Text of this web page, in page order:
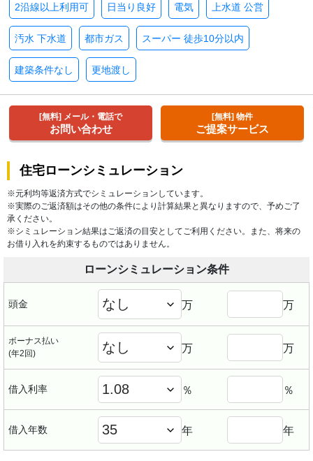
2沿線以上利用可 日当り良好 電気 上水道 公営
汚水 下水道 都市ガス スーパー 徒歩10分以内
建築条件なし 更地渡し
[無料] メール・電話で
お問い合わせ
[無料] 物件
ご提案サービス
住宅ローンシミュレーション
※元利均等返済方式でシミュレーションしています。
※実際のご返済額はその他の条件により計算結果と異なりますので、予めご了
承ください。
※シミュレーション結果はご返済の目安としてご利用ください。また、将来の
お借り入れを約束するものではありません。
ローンシミュレーション条件
頭金 万 万
ボーナス払い
(年2回)
万 万
借入利率 ％ ％
借入年数 年 年